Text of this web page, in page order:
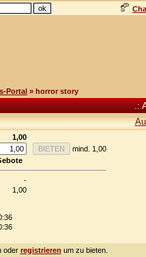
Portal » horror story
.:
1,00
mind. 1,00
-
1,00
oder registrieren um zu bieten.